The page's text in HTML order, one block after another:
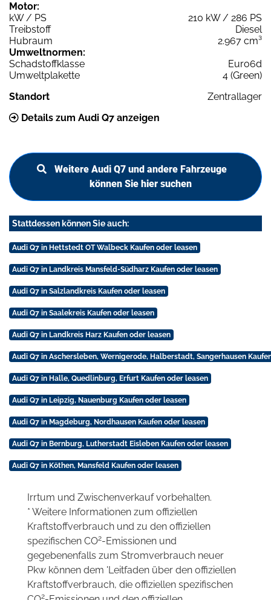
Motor:
kW / PS
210 kW / 286 PS
Treibstoff
Diesel
Hubraum
2.967 cm³
Umweltnormen:
Schadstoffklasse
Euro6d
Umweltplakette
4 (Green)
Standort
Zentrallager
Details zum Audi Q7 anzeigen
Weitere Audi Q7 und andere Fahrzeuge
können Sie hier suchen
Stattdessen können Sie auch:
Audi Q7 in Hettstedt OT Walbeck Kaufen oder leasen
Audi Q7 in Landkreis Mansfeld-Südharz Kaufen oder leasen
Audi Q7 in Salzlandkreis Kaufen oder leasen
Audi Q7 in Saalekreis Kaufen oder leasen
Audi Q7 in Landkreis Harz Kaufen oder leasen
Audi Q7 in Aschersleben, Wernigerode, Halberstadt, Sangerhausen
Audi Q7 in Halle, Quedlinburg, Erfurt Kaufen oder leasen
Audi Q7 in Leipzig, Nauenburg Kaufen oder leasen
Audi Q7 in Magdeburg, Nordhausen Kaufen oder leasen
Audi Q7 in Bernburg, Lutherstadt Eisleben Kaufen oder leasen
Audi Q7 in Köthen, Mansfeld Kaufen oder leasen
Irrtum und Zwischenverkauf vorbehalten.
* Weitere Informationen zum offiziellen
Kraftstoffverbrauch und zu den offiziellen
spezifischen CO2-Emissionen und
gegebenenfalls zum Stromverbrauch neuer
Pkw können dem 'Leitfaden über den offiziellen
Kraftstoffverbrauch, die offiziellen spezifischen
2